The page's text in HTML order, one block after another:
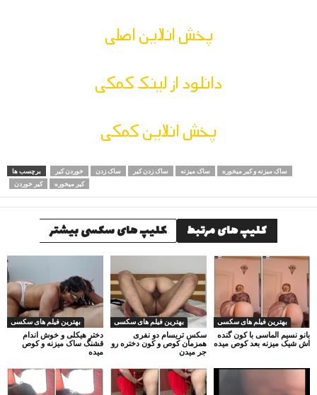
پخش انلاین اصلی
دانلود از لینک کمکی
پخش انلاین کمکی
برچسب ها خوردن کیر ساک زدن ساک زدن کیر ساک میزنه
ساک میزنه و کیر میخوره
کیر خوردن
کیر میخوره
کلیپ های مرتبط کلیپ های سکسی بیشتر
بهترین فیلم های سکسی
دختر هیکلی و خوش اندام
قشنگ ساک میزنه و کوص
میده
بهترین فیلم های سکسی
سکس تریسام دو نفری
همزمان کوص و کون دختره رو
جر میدن
بهترین فیلم های سکسی
بانو نسیم الماسی با کون گنده
اش شیک میزنه بعد کوص میده